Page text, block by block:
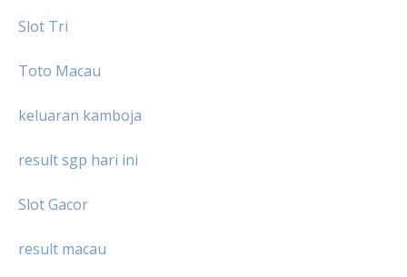
Slot Tri
Toto Macau
keluaran kamboja
result sgp hari ini
Slot Gacor
result macau